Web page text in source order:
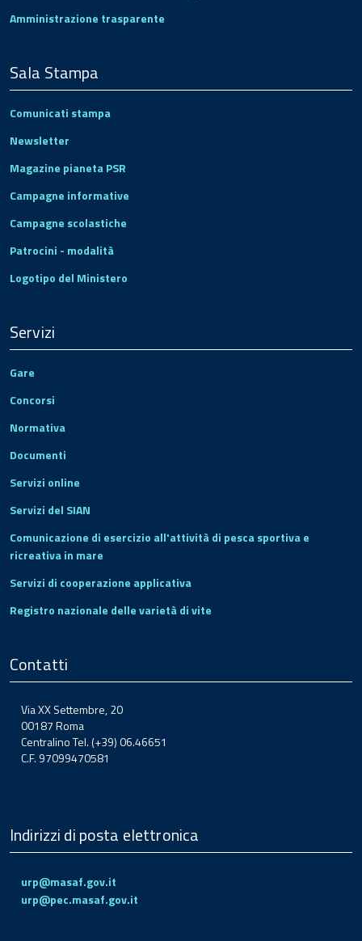
Amministrazione trasparente
Sala Stampa
Comunicati stampa
Newsletter
Magazine pianeta PSR
Campagne informative
Campagne scolastiche
Patrocini - modalità
Logotipo del Ministero
Servizi
Gare
Concorsi
Normativa
Documenti
Servizi online
Servizi del SIAN
Comunicazione di esercizio all'attività di pesca sportiva e
ricreativa in mare
Servizi di cooperazione applicativa
Registro nazionale delle varietà di vite
Contatti
Via XX Settembre, 20
00187 Roma
Centralino Tel. (+39) 06.46651
C.F. 97099470581
Indirizzi di posta elettronica
urp@masaf.gov.it
urp@pec.masaf.gov.it